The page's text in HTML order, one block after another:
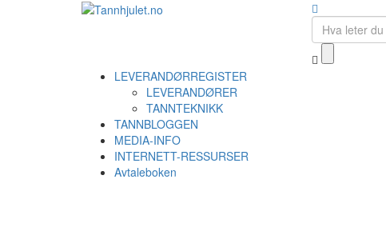
LEVERANDØRREGISTER
LEVERANDØRER
TANNTEKNIKK
TANNBLOGGEN
MEDIA-INFO
INTERNETT-RESSURSER
Avtaleboken